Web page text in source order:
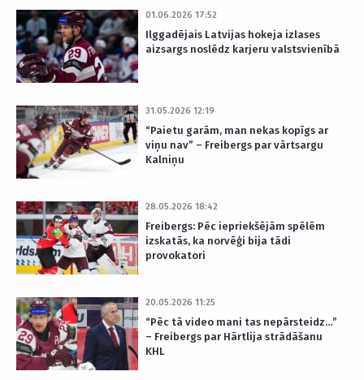
01.06.2026 17:52
Ilggadējais Latvijas hokeja izlases
aizsargs noslēdz karjeru valstsvienībā
31.05.2026 12:19
“Paietu garām, man nekas kopīgs ar
viņu nav” – Freibergs par vārtsargu
Kalniņu
28.05.2026 18:42
Freibergs: Pēc iepriekšējām spēlēm
izskatās, ka norvēģi bija tādi
provokatori
20.05.2026 11:25
“Pēc tā video mani tas nepārsteidz…”
– Freibergs par Hārtlija strādāšanu
KHL